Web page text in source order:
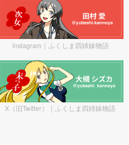
Instagram｜ふくしま四姉妹物語
X（旧Twitter）｜ふくしま四姉妹物語